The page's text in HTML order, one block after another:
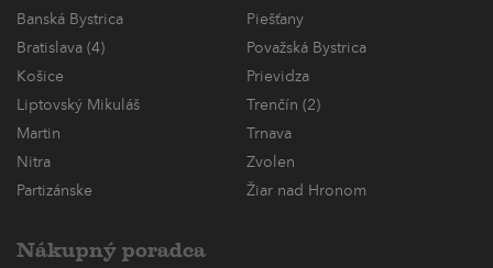
Banská Bystrica
Piešťany
Bratislava (4)
Považská Bystrica
Košice
Prievidza
Liptovský Mikuláš
Trenčín (2)
Martin
Trnava
Nitra
Zvolen
Partizánske
Žiar nad Hronom
Nákupný poradca